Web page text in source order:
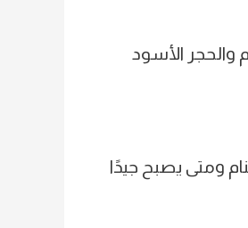
والحجر الأسود
ومتى يصبح جيدًا